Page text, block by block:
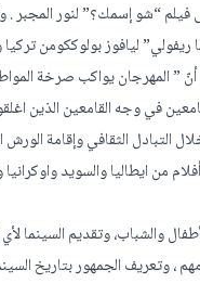
“شو إسمك؟” لنور المجبر .
ليافوز بولوككومن تركيا
المهرجان يواكب صرخة
في وجه القامعين الذين
التبادل الثقافي وإقامة
مصرية، و8 أفلام عراقية ،و3 أفلام من سوريا،
والشباب، وتقديم
الجمهور بتاريخ السينما